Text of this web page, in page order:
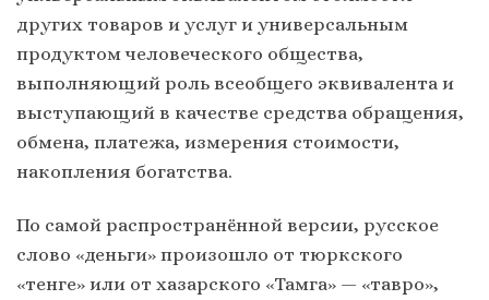
других товаров и услуг и универсальным
продуктом человеческого общества,
выполняющий роль всеобщего эквивалента и
выступающий в качестве средства обращения,
обмена, платежа, измерения стоимости,
накопления богатства.
По самой распространённой версии, русское
слово «деньги» произошло от тюркского
«тенге» или от хазарского «Тамга» — «тавро»,